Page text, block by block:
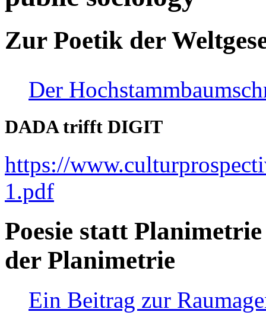
Zur Poetik der
Der
DADA trifft DIGIT
https://
1.pdf
Poesie statt
der Planimetrie
Ein Beitrag zur